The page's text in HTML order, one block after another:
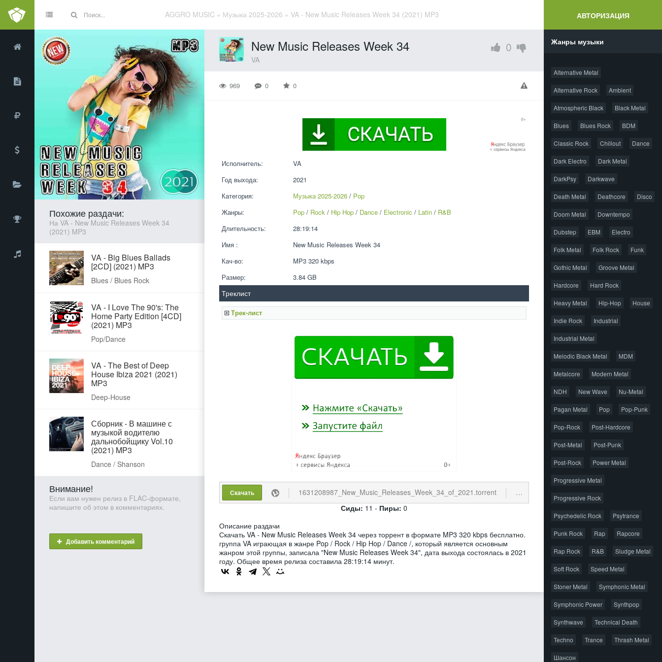
АВТОРИЗАЦИЯ
AGGRO MUSIC » Музыка 2025-2026 » VA - New Music Releases Week 34 (2021) MP3
New Music Releases Week 34
VA
0
969 0 0
Исполнитель:
VA
Год выхода:
2021
Категория:
Музыка 2025-2026 / Pop
Жанры:
Pop / Rock / Hip Hop / Dance / Electronic / Latin / R&B
Длительность:
28:19:14
Имя :
New Music Releases Week 34
Кач-во:
MP3 320 kbps
Размер:
3.84 GB
Треклист
Трек-лист
Скачать 1631208987_New_Music_Releases_Week_34_of_2021.torrent
Сиды: 11 - Пиры: 0
Описание раздачи
Скачать VA - New Music Releases Week 34 через торрент в формате MP3 320 kbps бесплатно.
группа VA играющая в жанре Pop / Rock / Hip Hop / Dance /, который является основным
жанром этой группы, записала "New Music Releases Week 34", дата выхода состоялась в 2021
году. Общее время релиза составила 28:19:14 минут.
Похожие раздачи:
На VA - New Music Releases Week 34
(2021) MP3
VA - Big Blues Ballads
[2CD] (2021) MP3
Blues / Blues Rock
VA - I Love The 90's: The
Home Party Edition [4CD]
(2021) MP3
Pop/Dance
VA - The Best of Deep
House Ibiza 2021 (2021)
MP3
Deep-House
Сборник - В машине с
музыкой водителю
дальнобойщику Vol.10
(2021) MP3
Dance / Shanson
Внимание!
Если вам нужен релиз в FLAC-формате,
напишите об этом в комментариях.
Добавить комментарий
Жанры музыки
Alternative Metal
Alternative Rock Ambient
Atmospheric Black Black Metal
Blues Blues Rock BDM
Classic Rock Chillout Dance
Dark Electro Dark Metal
DarkPsy Darkwave
Death Metal Deathcore Disco
Doom Metal Downtempo
Dubstep EBM Electro
Folk Metal Folk Rock Funk
Gothic Metal Groove Metal
Hardcore Hard Rock
Heavy Metal Hip-Hop House
Indie Rock Industrial
Industrial Metal
Melodic Black Metal MDM
Metalcore Modern Metal
NDH New Wave Nu-Metal
Pagan Metal Pop Pop-Punk
Pop-Rock Post-Hardcore
Post-Metal Post-Punk
Post-Rock Power Metal
Progressive Metal
Progressive Rock
Psychedelic Rock Psytrance
Punk Rock Rap Rapcore
Rap Rock R&B Sludge Metal
Soft Rock Speed Metal
Stoner Metal Symphonic Metal
Symphonic Power Synthpop
Synthwave Technical Death
Techno Trance Thrash Metal
Шансон